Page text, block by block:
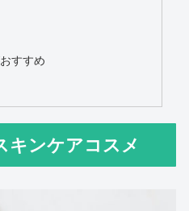
すすめ
キンケアコスメ